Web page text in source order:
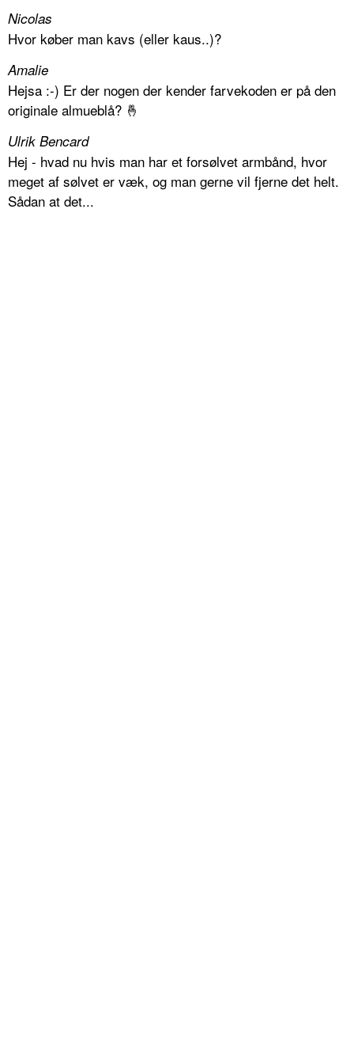
Nicolas
Hvor køber man kavs (eller kaus..)?
Amalie
Hejsa :-) Er der nogen der kender farvekoden er på den
originale almueblå? 🤞
Ulrik Bencard
Hej - hvad nu hvis man har et forsølvet armbånd, hvor
meget af sølvet er væk, og man gerne vil fjerne det helt.
Sådan at det...